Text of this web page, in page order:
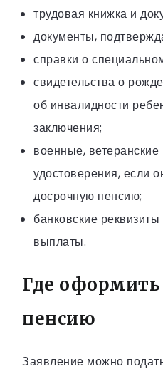
трудовая книжка и
документы,
справки о
свидетельства о
об инвалидности
заключения;
военные, ветеранские
удостоверения, если
досрочную пенсию;
банковские
выплаты.
Где
пенсию
Заявление можно